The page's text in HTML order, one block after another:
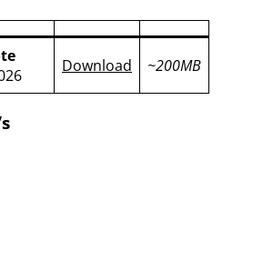
Download ~200MB